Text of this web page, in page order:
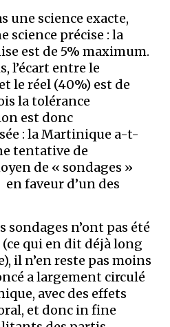
une science exacte,
science précise : la
est de 5% maximum.
l’écart entre le
le réel (40%) est de
la tolérance
est donc
: la Martinique a-t-
tentative de
de « sondages »
faveur d’un des
sondages n’ont pas été
qui en dit déjà long
il n’en reste pas moins
a largement circulé
avec des effets
et donc in fine